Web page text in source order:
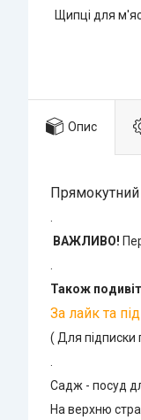
Щипці для
Опис
.
ВАЖЛИВО!
.
Також
За лайк та
( Для підписки
.
Садж - посуд
На верхню